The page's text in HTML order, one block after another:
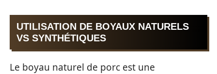
UTILISATION DE BOYAUX NATURELS
VS SYNTHÉTIQUES
Le boyau naturel de porc est une